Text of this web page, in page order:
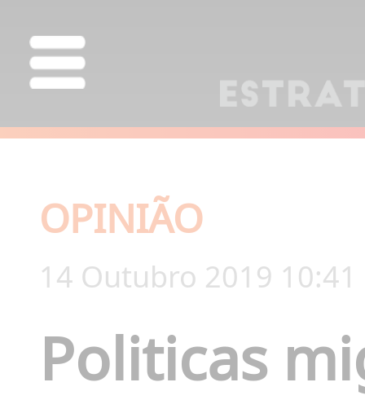
OPINIÃO
14 Outubro 2019 10:41
Politicas